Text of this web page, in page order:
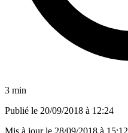
3 min
Publié le 20/09/2018 à 12:24
Mis à jour le 28/09/2018 à 15:12